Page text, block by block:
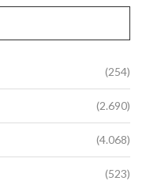
(254)
(2.690)
(4.068)
(523)